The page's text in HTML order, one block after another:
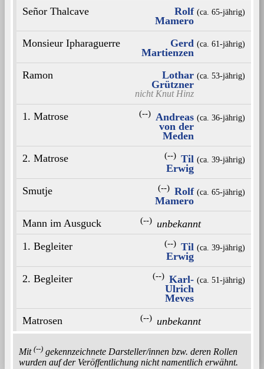
Señor Thalcave
Rolf
Mamero
(ca. 65‑jährig)
Monsieur Ipharaguerre
Gerd
Martienzen
(ca. 61‑jährig)
Ramon
Lothar
Grützner
nicht Knut Hinz
(ca. 53‑jährig)
1. Matrose (--) Andreas
von der
Meden
(ca. 36‑jährig)
2. Matrose (--) Til
Erwig
(ca. 39‑jährig)
Smutje (--) Rolf
Mamero
(ca. 65‑jährig)
Mann im Ausguck (--) unbekannt
1. Begleiter
(--) Til
Erwig
(ca. 39‑jährig)
2. Begleiter (--) Karl-
Ulrich
Meves
(ca. 51‑jährig)
Matrosen (--) unbekannt
Mit (--) gekennzeichnete Darsteller/innen bzw. deren Rollen
wurden auf der Veröffentlichung nicht namentlich erwähnt.